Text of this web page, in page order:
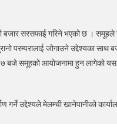
मेलम्ची
बजार
सरसफाई गरिने भएको छ । समूहले
परम्परालाई जोगाउने उद्देश्यका
७ बजे समूहको आयोजनामा हुन लागेको
गर्ने उद्देश्यले मेलम्ची खानेपानीको